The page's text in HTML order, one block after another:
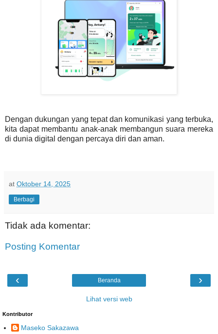
Dengan dukungan yang tepat dan komunikasi yang terbuka,
kita dapat membantu anak-anak membangun suara mereka
di dunia digital dengan percaya diri dan aman.
at Oktober 14, 2025
Berbagi
Tidak ada komentar:
Posting Komentar
‹ ›
Beranda
Lihat versi web
Kontributor
Maseko Sakazawa